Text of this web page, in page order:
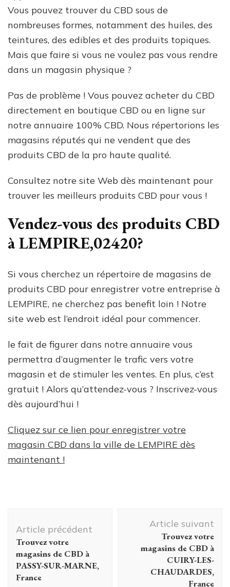
Vous pouvez trouver du CBD sous de
nombreuses formes, notamment des huiles, des
teintures, des edibles et des produits topiques.
Mais que faire si vous ne voulez pas vous rendre
dans un magasin physique ?
Pas de problème ! Vous pouvez acheter du CBD
directement en boutique CBD ou en ligne sur
notre annuaire 100% CBD. Nous répertorions les
magasins réputés qui ne vendent que des
produits CBD de la pro haute qualité.
Consultez notre site Web dès maintenant pour
trouver les meilleurs produits CBD pour vous !
Vendez-vous des produits CBD
à LEMPIRE,02420?
Si vous cherchez un répertoire de magasins de
produits CBD pour enregistrer votre entreprise à
LEMPIRE, ne cherchez pas benefit loin ! Notre
site web est l’endroit idéal pour commencer.
le fait de figurer dans notre annuaire vous
permettra d’augmenter le trafic vers votre
magasin et de stimuler les ventes. En plus, c’est
gratuit ! Alors qu’attendez-vous ? Inscrivez-vous
dès aujourd’hui !
Cliquez sur ce lien pour enregistrer votre
magasin CBD dans la ville de LEMPIRE dès
maintenant !
d'article
Article précédent
Trouvez votre
magasins de CBD à
PASSY-SUR-MARNE,
France
Article suivant
Trouvez votre
magasins de CBD à
CUIRY-LES-
CHAUDARDES,
France